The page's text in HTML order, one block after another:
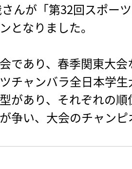
んが「第32回スポー
となりました。
であり、春季関東大
チャンバラ全日本学
があり、それぞれの
争い、大会のチャンピ